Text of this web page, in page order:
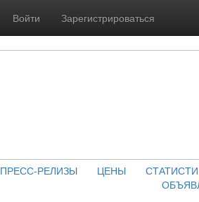
Войти Зарегистрироваться
ПРЕСС-РЕЛИЗЫ ЦЕНЫ